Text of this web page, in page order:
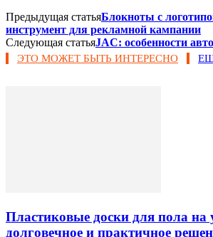
Предыдущая статьяБлокноты с
инструмент для рекламной кампании
Следующая статьяJAC: особенности
ЭТО МОЖЕТ БЫТЬ ИНТЕРЕСНО
Пластиковые доски для пола на
долговечное и практичное